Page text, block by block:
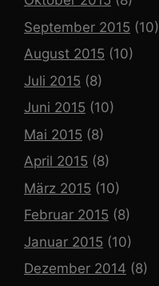
September 2015 (10)
August 2015 (10)
Juli 2015 (8)
Juni 2015 (10)
Mai 2015 (8)
April 2015 (8)
März 2015 (10)
Februar 2015 (8)
Januar 2015 (10)
Dezember 2014 (8)